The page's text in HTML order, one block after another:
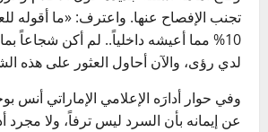
تجنب الإفصاح عنها. واعترف: «ما أقوله
10% مما أعيشه داخلياً.. لم أكن شجاعاً
لدي رؤى، والآن أحاول العثور على هذه
وفي حوار أدارَه الإعلامي الإماراتي
عن إيمانه بأن السرد ليس ترفاً، ولا مجرد